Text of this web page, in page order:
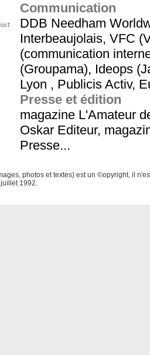
Communication
DDB Needham
Interbeaujolais, VFC
(communication
(Groupama), Ideops
Lyon , Publicis Activ,
Presse et édition
magazine L'Amateur
Oskar Editeur,
Presse...
photos et textes) est un ©opyright, il
1992.